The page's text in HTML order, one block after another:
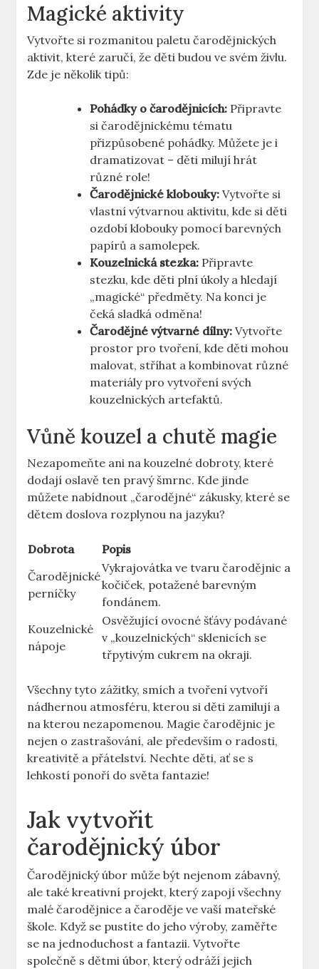
Magické aktivity
Vytvořte si rozmanitou paletu ‌čarodějnických
aktivit, které zaručí, že děti budou ve ‍svém živlu.
Zde je několik ​tipů:
Pohádky o čarodějnicích: Připravte
si čarodějnickému tématu
přizpůsobené pohádky. Můžete je i
dramatizovat – děti milují hrát
různé role!
Čarodějnické klobouky: Vytvořte si
vlastní výtvarnou aktivitu, kde si děti
ozdobí klobouky pomocí barevných
papírů a samolepek.
Kouzelnická ‍stezka: Připravte
stezku, kde děti plní úkoly ‍a hledají
„magické“ předměty. ⁣Na konci je
čeká sladká odměna!
Čarodějné výtvarné dílny: Vytvořte
prostor ⁢pro tvoření, kde děti mohou
malovat, stříhat a kombinovat různé
materiály pro vytvoření svých
kouzelnických artefaktů.
Vůně kouzel a chutě⁢ magie
Nezapomeňte ani na kouzelné dobroty, které
dodají oslavě ​ten pravý šmrnc. Kde jinde
můžete nabídnout „čarodějné“ zákusky, ‍které se
dětem doslova rozplynou na jazyku?
Dobrota
Popis
Čarodějnické
perníčky
Vykrajovátka ve tvaru čarodějnic a
kočiček, potažené barevným
fondánem.
Kouzelnické
nápoje
Osvěžující ovocné šťávy podávané‍
v „kouzelnických“ sklenicích se
třpytivým cukrem na okraji.
Všechny tyto zážitky, smích⁣ a tvoření vytvoří
nádhernou atmosféru, ⁣kterou si děti zamilují a
⁢na kterou nezapomenou. Magie čarodějnic je
nejen o zastrašování, ale především o radosti,
kreativitě⁤ a⁤ přátelství. ⁤Nechte děti, ať se s
lehkostí ‍ponoří do světa fantazie!
Jak vytvořit
čarodějnický úbor
Čarodějnický úbor může být nejenom zábavný,
ale také⁣ kreativní projekt, který zapojí všechny
malé čarodějnice a čaroděje ve vaší mateřské
škole. Když ⁣se pustíte do jeho výroby, zaměřte
se ‍na jednoduchost a fantazii. Vytvořte
společně s dětmi úbor, který odráží jejich​